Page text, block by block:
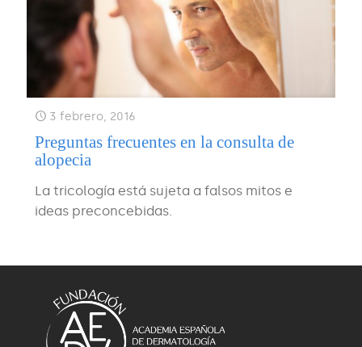
3 febrero, 2016
Preguntas frecuentes en la consulta de
alopecia
La tricología está sujeta a falsos mitos e
ideas preconcebidas.